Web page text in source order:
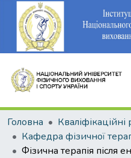
Головна